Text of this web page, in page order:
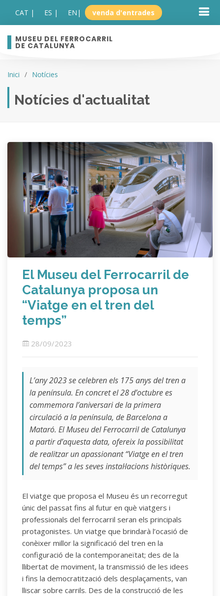
CAT | ES | EN | venda d'entrades
MUSEU DEL FERROCARRIL
DE CATALUNYA
Inici Notícies
Notícies d'actualitat
El Museu del Ferrocarril de
Catalunya proposa un
“Viatge en el tren del
temps”
28/09/2023
L’any 2023 se celebren els 175 anys del tren a
la península. En concret el 28 d’octubre es
commemora l’aniversari de la primera
circulació a la península, de Barcelona a
Mataró. El Museu del Ferrocarril de Catalunya
a partir d’aquesta data, ofereix la possibilitat
de realitzar un apassionant “Viatge en el tren
del temps” a les seves instal·lacions històriques.
El viatge que proposa el Museu és un recorregut
únic del passat fins al futur en què viatgers i
professionals del ferrocarril seran els principals
protagonistes. Un viatge que brindarà l’ocasió de
conèixer millor la significació del tren en la
configuració de la contemporaneïtat; des de la
llibertat de moviment, la transmissió de les idees
i fins la democratització dels desplaçaments, van
lliscar sobre carrils. Des de la construcció de les